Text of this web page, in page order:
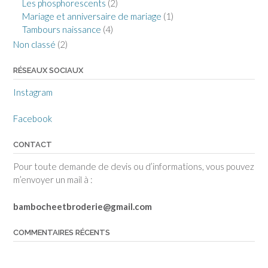
Les phosphorescents (2)
Mariage et anniversaire de mariage (1)
Tambours naissance (4)
Non classé (2)
RÉSEAUX SOCIAUX
Instagram
Facebook
CONTACT
Pour toute demande de devis ou d’informations, vous pouvez
m’envoyer un mail à :
bambocheetbroderie@gmail.com
COMMENTAIRES RÉCENTS